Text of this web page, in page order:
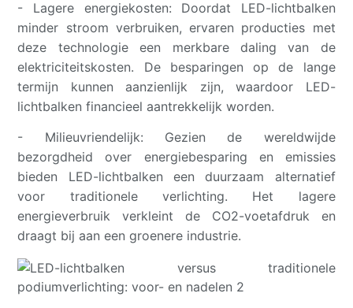
- Lagere energiekosten: Doordat LED-lichtbalken
minder stroom verbruiken, ervaren producties met
deze technologie een merkbare daling van de
elektriciteitskosten. De besparingen op de lange
termijn kunnen aanzienlijk zijn, waardoor LED-
lichtbalken financieel aantrekkelijk worden.
- Milieuvriendelijk: Gezien de wereldwijde
bezorgdheid over energiebesparing en emissies
bieden LED-lichtbalken een duurzaam alternatief
voor traditionele verlichting. Het lagere
energieverbruik verkleint de CO2-voetafdruk en
draagt ​​bij aan een groenere industrie.